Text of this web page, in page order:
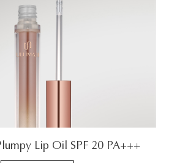
Lip Oil SPF 20 PA+++